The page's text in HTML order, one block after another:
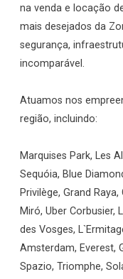
na venda e locação
mais desejados da
segurança,
incomparável.
Atuamos nos
região, incluindo:
Marquises Park, Les
Sequóia, Blue
Privilège, Grand
Miró, Uber Corbusier,
des Vosges,
Amsterdam, Everest,
Spazio, Triomphe,